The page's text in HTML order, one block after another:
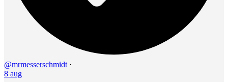
@mrmesserschmidt ·
8 aug